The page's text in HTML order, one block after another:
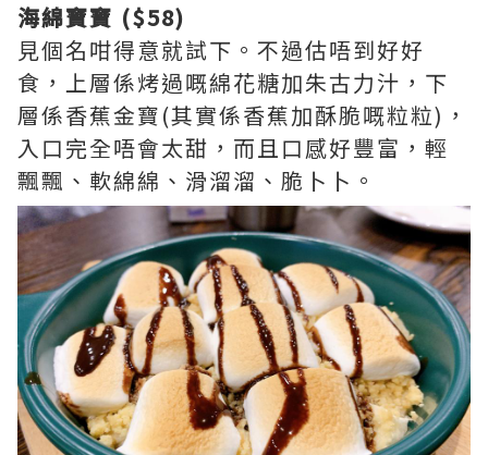
海綿寶寶 ($58)
見個名咁得意就試下。不過估唔到好好
食，上層係烤過嘅綿花糖加朱古力汁，下
層係香蕉金寶(其實係香蕉加酥脆嘅粒粒)，
入口完全唔會太甜，而且口感好豐富，輕
飄飄、軟綿綿、滑溜溜、脆卜卜。